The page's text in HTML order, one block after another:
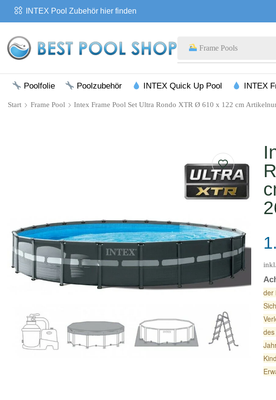
INTEX Pool Zubehör hier finden
Frame Pools
Poolfolie Poolzubehör INTEX Quick Up Pool INTEX
Start Frame Pool Intex Frame Pool Set Ultra Rondo XTR Ø 610 x 122 cm
der